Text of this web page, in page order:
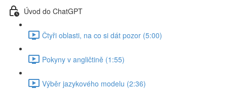
Úvod do ChatGPT
Čtyři oblasti, na co si dát pozor (5:00)
Pokyny v angličtině (1:55)
Výběr jazykového modelu (2:36)